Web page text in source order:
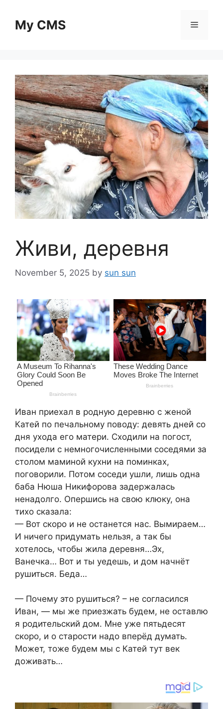
contentMy CMS Menu
Живи, деревня
November 5, 2025 by sun sun
Иван приехал в родную деревню с женой
Катей по печальному поводу: девять дней со
дня ухода его матери. Сходили на погост,
посидели с немногочисленными соседями за
столом маминой кухни на поминках,
поговорили. Потом соседи ушли, лишь одна
баба Нюша Никифорова задержалась
ненадолго. Опершись на свою клюку, она
тихо сказала:
— Вот скоро и не останется нас. Вымираем…
И ничего придумать нельзя, а так бы
хотелось, чтобы жила деревня…Эх,
Ванечка… Вот и ты уедешь, и дом начнёт
рушиться. Беда…
— Почему это рушиться? – не согласился
Иван, — мы же приезжать будем, не оставлю
я родительский дом. Мне уже пятьдесят
скоро, и о старости надо вперёд думать.
Может, тоже будем мы с Катей тут век
доживать…